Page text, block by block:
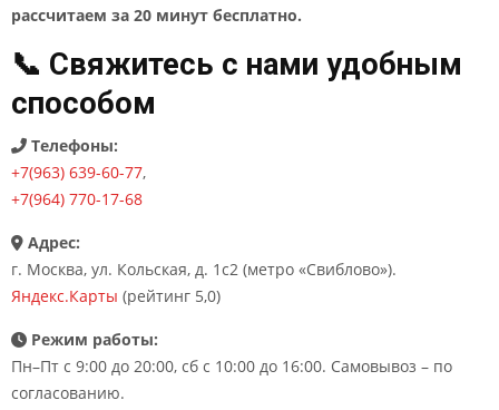
рассчитаем за 20 минут бесплатно.
📞 Свяжитесь с нами удобным
способом
Телефоны:
+7(963) 639-60-77,
+7(964) 770-17-68
Адрес:
г. Москва, ул. Кольская, д. 1с2 (метро «Свиблово»).
Яндекс.Карты (рейтинг 5,0)
Режим работы:
Пн–Пт с 9:00 до 20:00, сб с 10:00 до 16:00. Самовывоз – по
согласованию.